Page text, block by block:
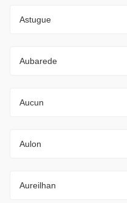
Astugue
Aubarede
Aucun
Aulon
Aureilhan